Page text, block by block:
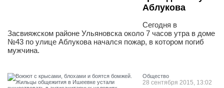
Аблукова
Сегодня в
Засвияжском районе Ульяновска около 7 часов утра в доме
№43 по улице Аблукова начался пожар, в котором погиб
мужчина.
Общество
28 сентября 2015, 13:02